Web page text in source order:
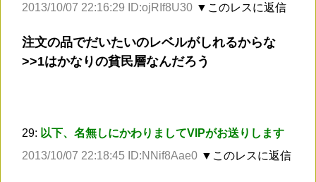
2013/10/07 22:16:29 ID:ojRIf8U30 ▼このレスに返信
注文の品でだいたいのレベルがしれるからな
>>1はかなりの貧民層なんだろう
29: 以下、名無しにかわりましてVIPがお送りします
2013/10/07 22:18:45 ID:NNif8Aae0 ▼このレスに返信